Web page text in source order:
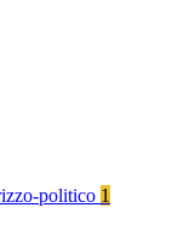
politico 1